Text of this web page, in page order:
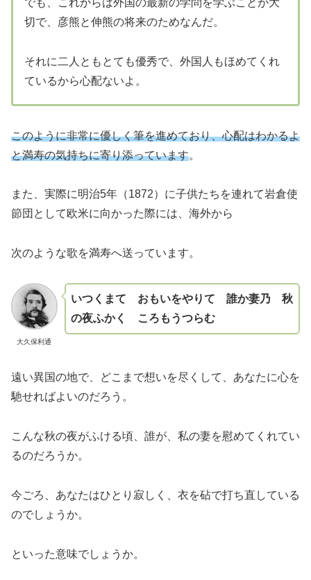
切で、彦熊と伸熊の将来のためなんだ。
それに二人ともとても優秀で、外国人もほめてくれ
ているから心配ないよ。
このように非常に優しく筆を進めており、心配はわかるよ
と満寿の気持ちに寄り添っています。
また、実際に明治5年（1872）に子供たちを連れて岩倉使
節団として欧米に向かった際には、海外から
次のような歌を満寿へ送っています。
大久保利通
いつくまて おもいをやりて 誰か妻乃 秋
の夜ふかく ころもうつらむ
遠い異国の地で、どこまで想いを尽くして、あなたに心を
馳せればよいのだろう。
こんな秋の夜がふける頃、誰が、私の妻を慰めてくれてい
るのだろうか。
今ごろ、あなたはひとり寂しく、衣を砧で打ち直している
のでしょうか。
といった意味でしょうか。